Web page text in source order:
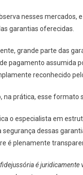
nesses mercados,
garantias oferecidas.
grande parte das
pagamento assumida
reconhecido
na prática, esse
o especialista em
segurança dessas
é plenamente
fidejussória é